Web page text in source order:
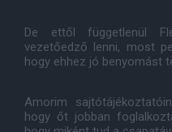
De ettől függetlenül
vezetőedző lenni, most
hogy ehhez jó benyomást
Amorim
hogy őt jobban